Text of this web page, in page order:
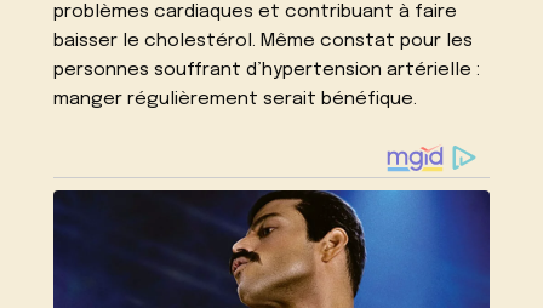
problèmes cardiaques et contribuant à faire
baisser le cholestérol. Même constat pour les
personnes souffrant d’hypertension artérielle :
manger régulièrement serait bénéfique.